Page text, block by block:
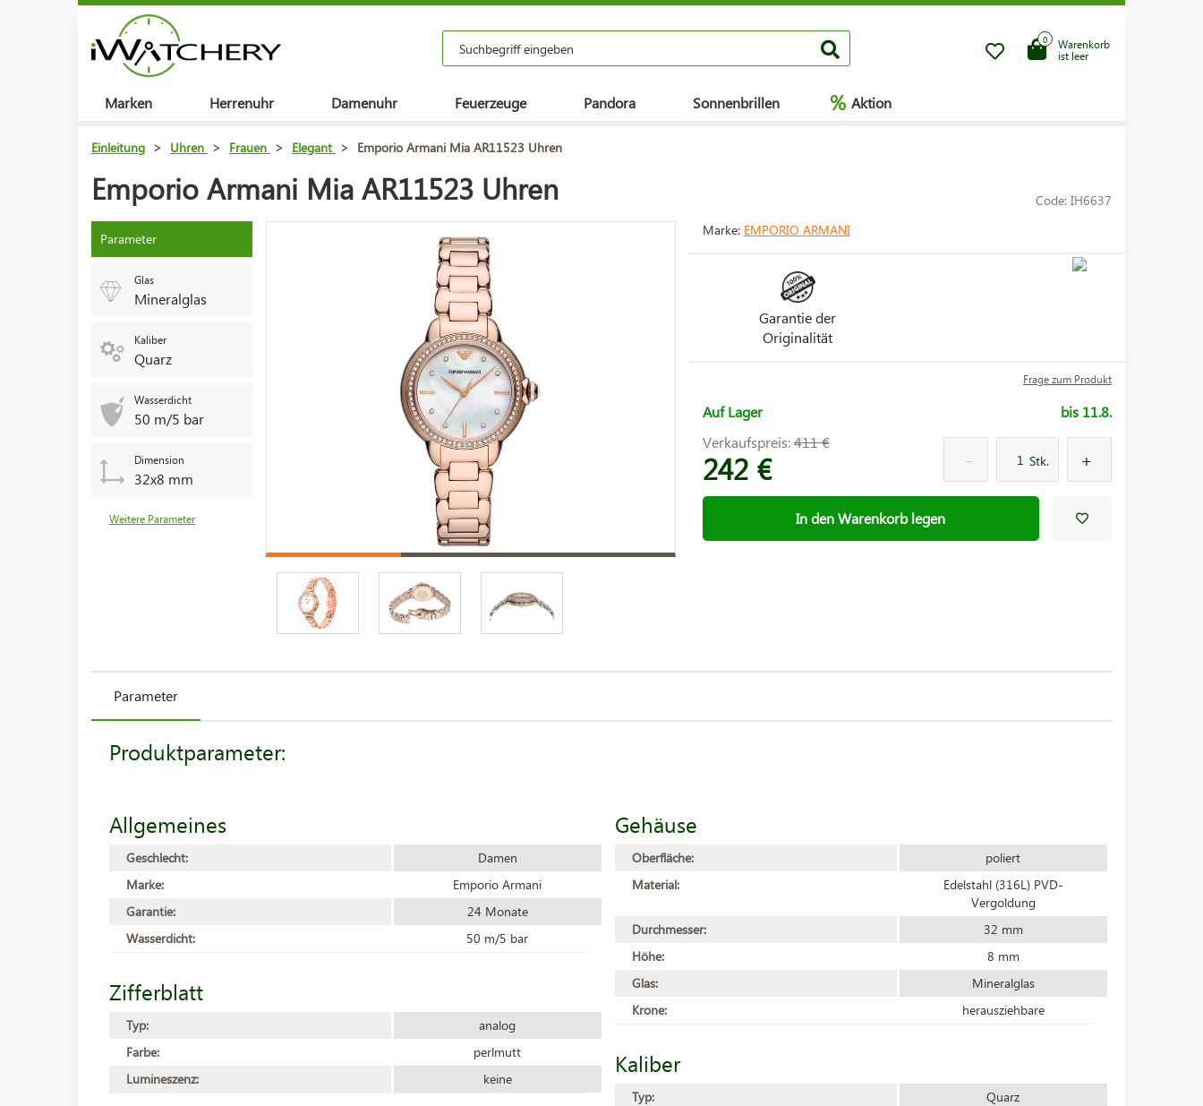
Warenkorb
ist leer
0
Marken Herrenuhr Damenuhr Feuerzeuge Pandora Sonnenbrillen % Aktion
Einleitung > Uhren > Frauen > Elegant > Emporio Armani Mia AR11523 Uhren
Emporio Armani Mia AR11523 Uhren Code: IH6637
Parameter
Glas
Mineralglas
Kaliber
Quarz
Wasserdicht
50 m/5 bar
Dimension
32x8 mm
Weitere Parameter
Marke: EMPORIO ARMANI
Garantie der
Originalität
Frage zum Produkt
Auf Lager
bis 11.8.
Verkaufspreis:411 €
242 € Stk.
In den Warenkorb legen
Parameter
Produktparameter:
Allgemeines
Geschlecht:
Damen
Marke:
Emporio Armani
Garantie:
24 Monate
Wasserdicht:
50 m/5 bar
Zifferblatt
Typ:
analog
Farbe:
perlmutt
Lumineszenz:
keine
Gehäuse
Oberfläche:
poliert
Material:
Edelstahl (316L) PVD-
Vergoldung
Durchmesser:
32 mm
Höhe:
8 mm
Glas:
Mineralglas
Krone:
herausziehbare
Kaliber
Typ:
Quarz